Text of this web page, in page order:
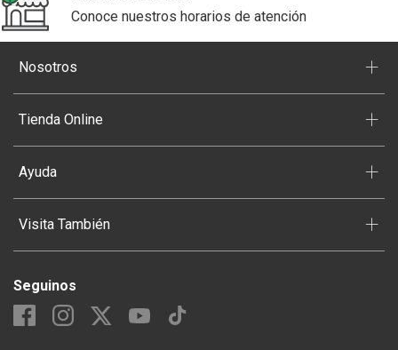
Conoce nuestros horarios de atención
Nosotros +
Tienda Online +
Ayuda +
Visita También +
Seguinos